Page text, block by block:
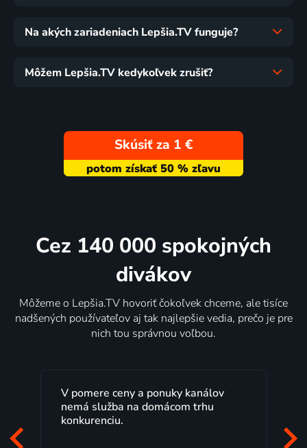
Na akých zariadeniach Lepšia.TV funguje?
Môžem Lepšia.TV kedykoľvek zrušiť?
Skúsiť za 1 €
Cez 140 000 spokojných
divákov
Môžeme o Lepšia.TV hovoriť čokoľvek chceme, ale tisíce
nadšených používateľov aj tak najlepšie vedia, prečo je pre
nich tou správnou voľbou.
V pomere ceny a ponuky kanálov
nemá služba na domácom trhu
konkurenciu.